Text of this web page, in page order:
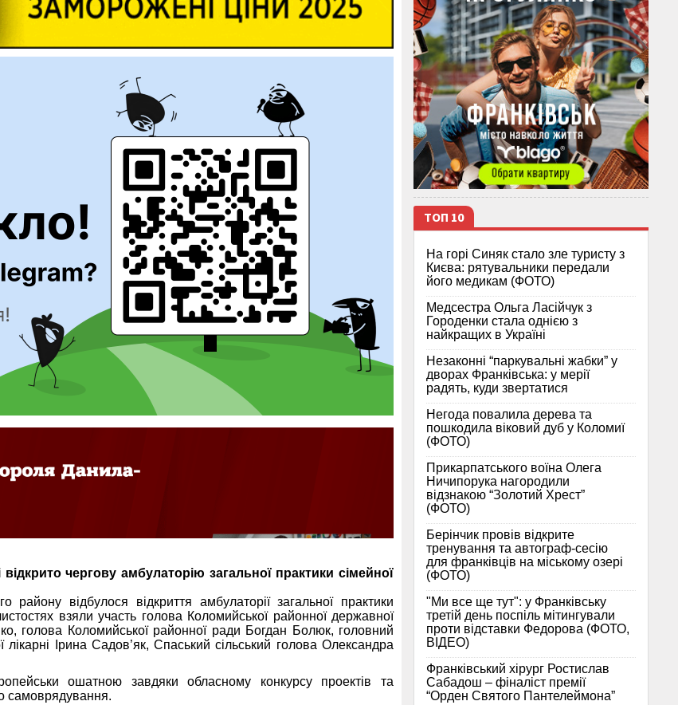
чергову амбулаторію загальної практики сімейної
району відбулося відкриття амбулаторії загальної практики
взяли участь голова Коломийської районної державної
голова Коломийської районної ради Богдан Болюк, головний
лікарні Ірина Садов’як, Спаський сільський голова Олександра
ошатною завдяки обласному конкурсу проектів та
самоврядування.
ТОП 10
На горі Синяк стало зле туристу з
Києва: рятувальники передали
його медикам (ФОТО)
Медсестра Ольга Ласійчук з
Городенки стала однією з
найкращих в Україні
Незаконні “паркувальні жабки” у
дворах Франківська: у мерії
радять, куди звертатися
Негода повалила дерева та
пошкодила віковий дуб у Коломиї
(ФОТО)
Прикарпатського воїна Олега
Ничипорука нагородили
відзнакою “Золотий Хрест”
(ФОТО)
Берінчик провів відкрите
тренування та автограф-сесію
для франківців на міському озері
(ФОТО)
"Ми все ще тут": у Франківську
третій день поспіль мітингували
проти відставки Федорова (ФОТО,
ВІДЕО)
Франківський хірург Ростислав
Сабадош – фіналіст премії
“Орден Святого Пантелеймона”